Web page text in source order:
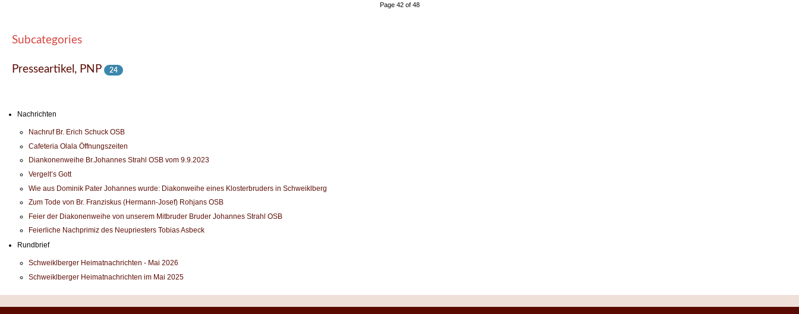
Page 42 of 48
Subcategories
Presseartikel, PNP 24
Nachrichten
Nachruf Br. Erich Schuck OSB
Cafeteria Olala Öffnungszeiten
Diankonenweihe Br.Johannes Strahl OSB vom 9.9.2023
Vergelt’s Gott
Wie aus Dominik Pater Johannes wurde: Diakonweihe eines Klosterbruders in Schweiklberg
Zum Tode von Br. Franziskus (Hermann-Josef) Rohjans OSB
Feier der Diakonenweihe von unserem Mitbruder Bruder Johannes Strahl OSB
Feierliche Nachprimiz des Neupriesters Tobias Asbeck
Rundbrief
Schweiklberger Heimatnachrichten - Mai 2026
Schweiklberger Heimatnachrichten im Mai 2025